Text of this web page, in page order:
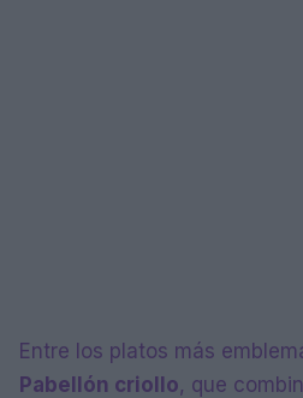
Entre los platos más
Pabellón criollo, que